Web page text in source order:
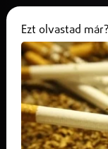
is
Ezt olvastad már?